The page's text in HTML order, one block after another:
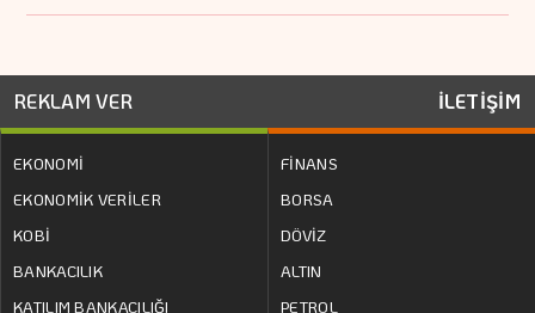
REKLAM VER İLETİŞİM
EKONOMİ
EKONOMİK VERİLER
KOBİ
BANKACILIK
KATILIM BANKACILIĞI
FİNANS
BORSA
DÖVİZ
ALTIN
PETROL